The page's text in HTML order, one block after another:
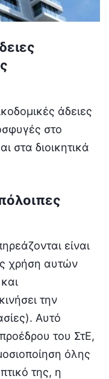
άδειες
στο
στα διοικητικά
είναι
χρήση αυτών
την
Αυτό
του ΣτΕ,
όλης
της, η